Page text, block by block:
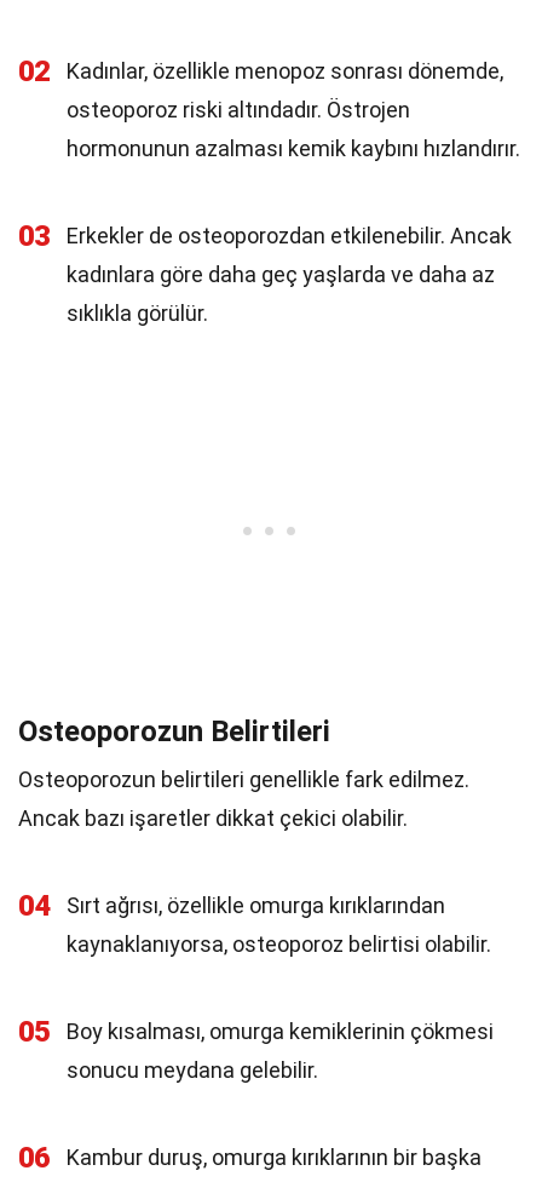
02
Kadınlar, özellikle menopoz sonrası dönemde,
osteoporoz riski altındadır. Östrojen
hormonunun azalması kemik kaybını hızlandırır.
03
Erkekler de osteoporozdan etkilenebilir. Ancak
kadınlara göre daha geç yaşlarda ve daha az
sıklıkla görülür.
Osteoporozun Belirtileri
Osteoporozun belirtileri genellikle fark edilmez.
Ancak bazı işaretler dikkat çekici olabilir.
04
Sırt ağrısı, özellikle omurga kırıklarından
kaynaklanıyorsa, osteoporoz belirtisi olabilir.
05
Boy kısalması, omurga kemiklerinin çökmesi
sonucu meydana gelebilir.
06
Kambur duruş, omurga kırıklarının bir başka